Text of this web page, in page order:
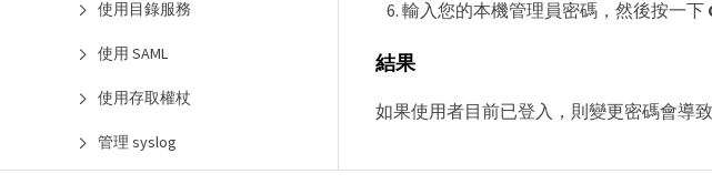
使用目錄服務
使用 SAML
使用存取權杖
管理 syslog
輸入您的本機管理員密碼，然後按一下
結果
如果使用者目前已登入，則變更密碼會導